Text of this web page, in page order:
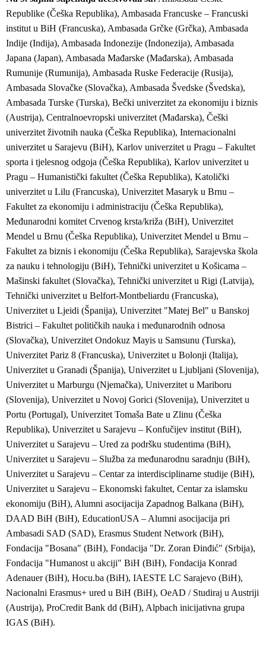
Republike (Češka Republika), Ambasada Francuske – Francuski
institut u BiH (Francuska), Ambasada Grčke (Grčka), Ambasada
Indije (Indija), Ambasada Indonezije (Indonezija), Ambasada
Japana (Japan), Ambasada Mađarske (Mađarska), Ambasada
Rumunije (Rumunija), Ambasada Ruske Federacije (Rusija),
Ambasada Slovačke (Slovačka), Ambasada Švedske (Švedska),
Ambasada Turske (Turska), Bečki univerzitet za ekonomiju i biznis
(Austrija), Centralnoevropski univerzitet (Mađarska), Češki
univerzitet životnih nauka (Češka Republika), Internacionalni
univerzitet u Sarajevu (BiH), Karlov univerzitet u Pragu – Fakultet
sporta i tjelesnog odgoja (Češka Republika), Karlov univerzitet u
Pragu – Humanistički fakultet (Češka Republika), Katolički
univerzitet u Lilu (Francuska), Univerzitet Masaryk u Brnu –
Fakultet za ekonomiju i administraciju (Češka Republika),
Međunarodni komitet Crvenog krsta/križa (BiH), Univerzitet
Mendel u Brnu (Češka Republika), Univerzitet Mendel u Brnu –
Fakultet za biznis i ekonomiju (Češka Republika), Sarajevska škola
za nauku i tehnologiju (BiH), Tehnički univerzitet u Košicama –
Mašinski fakultet (Slovačka), Tehnički univerzitet u Rigi (Latvija),
Tehnički univerzitet u Belfort-Montbeliardu (Francuska),
Univerzitet u Ljeidi (Španija), Univerzitet "Matej Bel" u Banskoj
Bistrici – Fakultet političkih nauka i međunarodnih odnosa
(Slovačka), Univerzitet Ondokuz Mayis u Samsunu (Turska),
Univerzitet Pariz 8 (Francuska), Univerzitet u Bolonji (Italija),
Univerzitet u Granadi (Španija), Univerzitet u Ljubljani (Slovenija),
Univerzitet u Marburgu (Njemačka), Univerzitet u Mariboru
(Slovenija), Univerzitet u Novoj Gorici (Slovenija), Univerzitet u
Portu (Portugal), Univerzitet Tomaša Bate u Zlinu (Češka
Republika), Univerzitet u Sarajevu – Konfučijev institut (BiH),
Univerzitet u Sarajevu – Ured za podršku studentima (BiH),
Univerzitet u Sarajevu – Služba za međunarodnu saradnju (BiH),
Univerzitet u Sarajevu – Centar za interdisciplinarne studije (BiH),
Univerzitet u Sarajevu – Ekonomski fakultet, Centar za islamsku
ekonomiju (BiH), Alumni asocijacija Zapadnog Balkana (BiH),
DAAD BiH (BiH), EducationUSA – Alumni asocijacija pri
Ambasadi SAD (SAD), Erasmus Student Network (BiH),
Fondacija "Bosana" (BiH), Fondacija "Dr. Zoran Đinđić" (Srbija),
Fondacija "Humanost u akciji" BiH (BiH), Fondacija Konrad
Adenauer (BiH), Hocu.ba (BiH), IAESTE LC Sarajevo (BiH),
Nacionalni Erasmus+ ured u BiH (BiH), OeAD / Studiraj u Austriji
(Austrija), ProCredit Bank dd (BiH), Alpbach inicijativna grupa
IGAS (BiH).